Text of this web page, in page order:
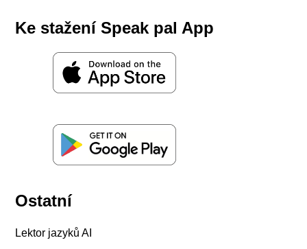
Ke stažení Speak pal App
Ostatní
Lektor jazyků AI